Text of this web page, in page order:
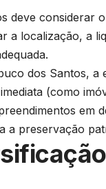
deve considerar
a localização, a
dos Santos, a
(como
em
a preservação